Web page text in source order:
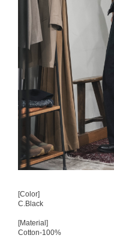
[Color]
C.Black
[Material]
Cotton-100%